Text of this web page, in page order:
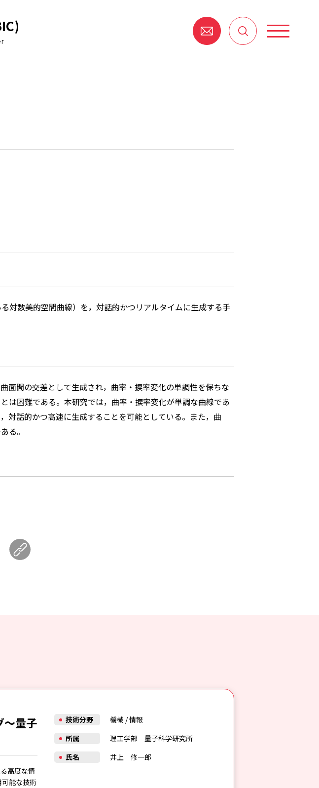
対数美的空間曲線）を，対話的かつリアルタイムに生成する手
面間の交差として生成され，曲率・捩率変化の単調性を保ちな
は困難である。本研究では，曲率・捩率変化が単調な曲線であ
対話的かつ高速に生成することを可能としている。また，曲
る。
～量子
高度な情
能な技術
技術分野 機械 /情報
所属
理工学部 量子科学研究所
氏名
井上 修一郎